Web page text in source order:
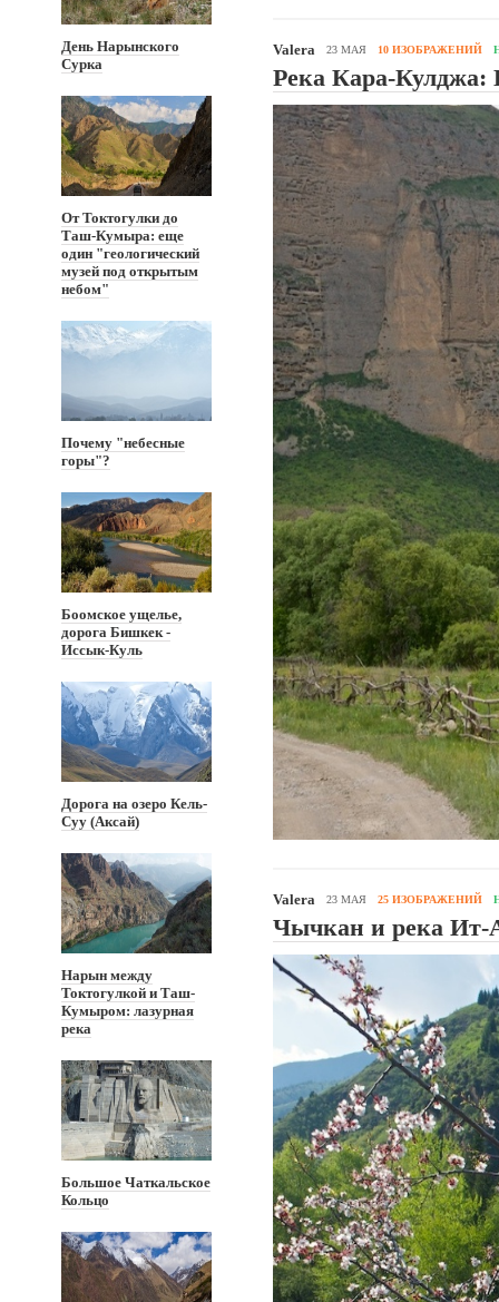
День Нарынского
Сурка
От Токтогулки до
Таш-Кумыра: еще
один "геологический
музей под открытым
небом"
Почему "небесные
горы"?
Боомское ущелье,
дорога Бишкек -
Иссык-Куль
Дорога на озеро Кель-
Суу (Аксай)
Нарын между
Токтогулкой и Таш-
Кумыром: лазурная
река
Большое Чаткальское
Кольцо
Valera 23 МАЯ 10 ИЗОБРАЖЕНИЙ
Река Кара-Кулджа:
Valera 23 МАЯ 25 ИЗОБРАЖЕНИЙ
Чычкан и река Ит-